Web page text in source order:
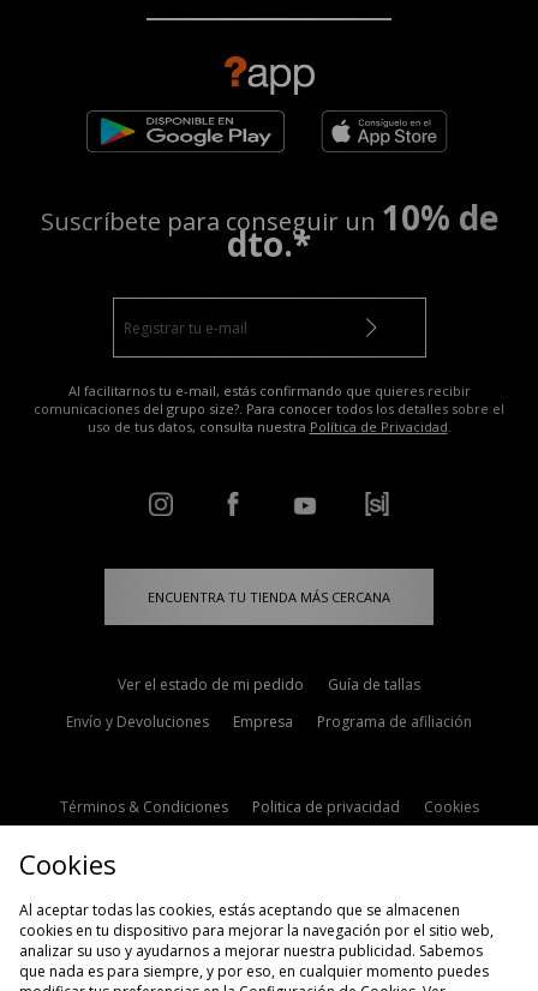
Suscríbete para conseguir un 10% de
dto.*
Al facilitarnos tu e-mail, estás confirmando que quieres recibir
comunicaciones del grupo size?. Para conocer todos los detalles sobre el
uso de tus datos, consulta nuestra Política de Privacidad.
ENCUENTRA TU TIENDA MÁS CERCANA
Ver el estado de mi pedido
Guía de tallas
Envío y Devoluciones
Empresa Programa de afiliación
Términos & Condiciones Politica de privacidad
Cookies
Cookies
Al aceptar todas las cookies, estás aceptando que se almacenen
cookies en tu dispositivo para mejorar la navegación por el sitio web,
analizar su uso y ayudarnos a mejorar nuestra publicidad. Sabemos
que nada es para siempre, y por eso, en cualquier momento puedes